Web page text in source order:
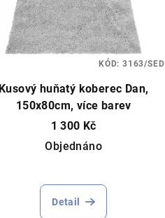
Kusový huňatý koberec Dan,
150x80cm, více barev
1 300 Kč
Objednáno
Detail
KÓD:3163/SED